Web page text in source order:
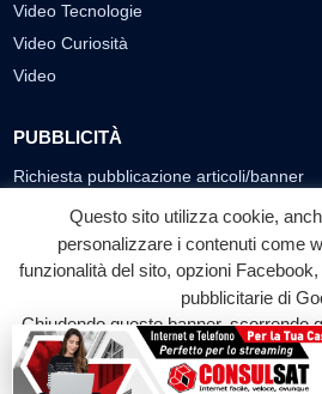
Video Tecnologie
Video Curiosità
Video
PUBBLICITÀ
Richiesta pubblicazione articoli/banner
SEGUICI SUI SOCIAL
f
Facebook
◎
© 2026 LABTV - Tutti i
Questo sito utilizza cookie,
personalizzare i contenuti come
funzionalità del sito, opzioni
pubblicitarie di
Chiudendo questo banner, scorrendo
su qualunque suo elemento
Accetta